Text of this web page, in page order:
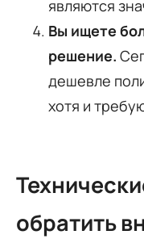
являются
Вы ищете
решение.
дешевле
хотя и
обратить